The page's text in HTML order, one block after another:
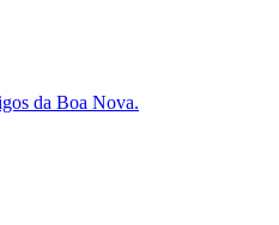
da Boa Nova.